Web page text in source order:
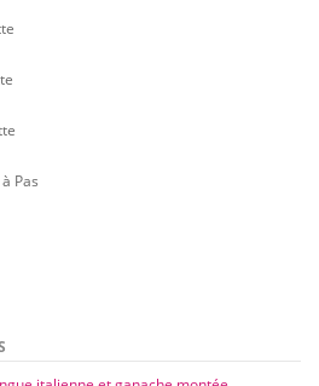
Pas